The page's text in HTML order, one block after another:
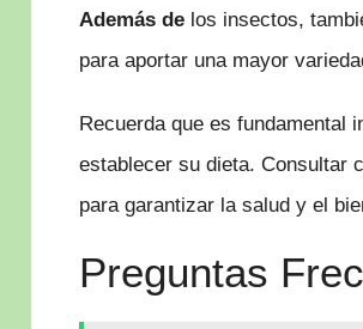
Además de los insectos,
para aportar una mayor
Recuerda que es fundamental
establecer su dieta. Consultar
para garantizar la salud y el
Preguntas